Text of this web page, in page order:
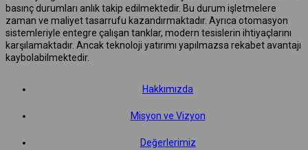
basınç durumları anlık takip edilmektedir. Bu durum işletmelere
zaman ve maliyet tasarrufu kazandırmaktadır. Ayrıca otomasyon
sistemleriyle entegre çalışan tanklar, modern tesislerin ihtiyaçlarını
karşılamaktadır. Ancak teknoloji yatırımı yapılmazsa rekabet avantajı
kaybolabilmektedir.
Hakkımızda
Misyon ve Vizyon
Değerlerimiz